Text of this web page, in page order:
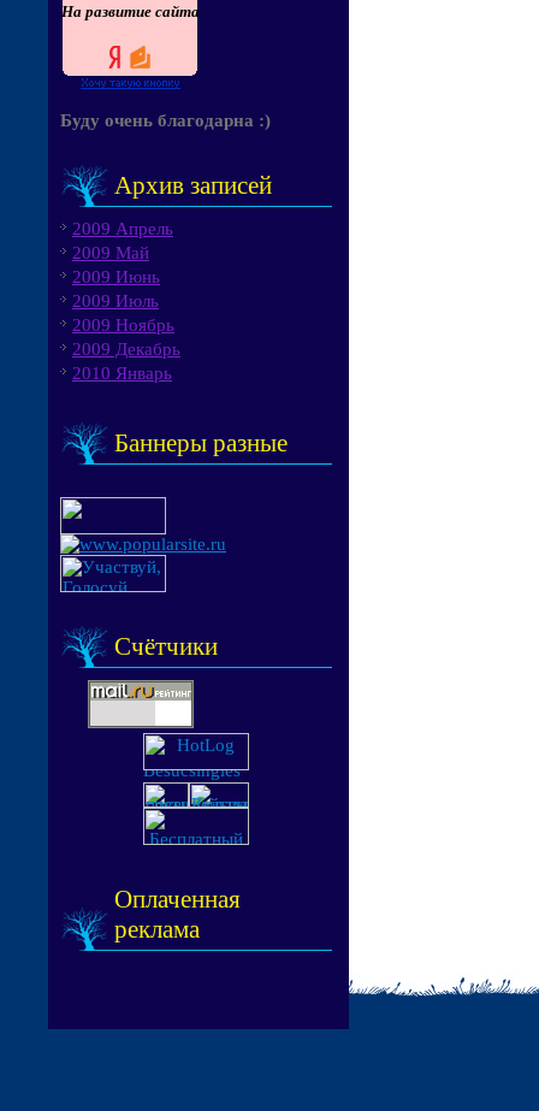
На развитие сайта
Буду очень благодарна :)
Архив записей
2009 Апрель
2009 Май
2009 Июнь
2009 Июль
2009 Ноябрь
2009 Декабрь
2010 Январь
Баннеры разные
Счётчики
Оплаченная
реклама